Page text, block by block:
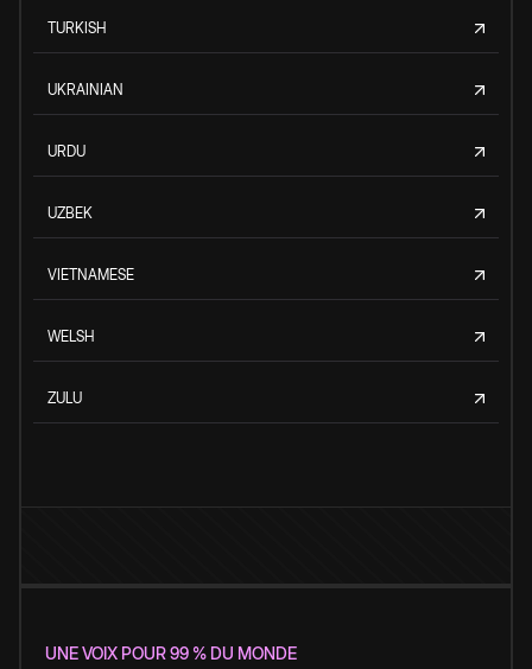
TURKISH
UKRAINIAN
URDU
UZBEK
VIETNAMESE
WELSH
ZULU
UNE VOIX POUR 99 % DU MONDE